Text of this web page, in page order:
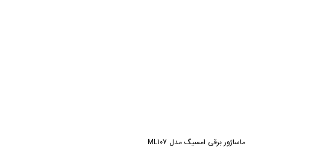
ماساژور برقی امسیگ مدل ML107